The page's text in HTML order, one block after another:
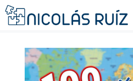
Saltar
al